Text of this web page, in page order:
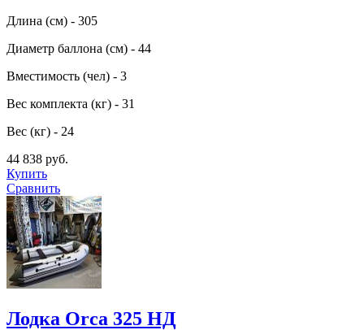
Длина (см) - 305
Диаметр баллона (см) - 44
Вместимость (чел) - 3
Вес комплекта (кг) - 31
Вес (кг) - 24
44 838 руб.
Купить
Сравнить
Лодка Orca 325 НД